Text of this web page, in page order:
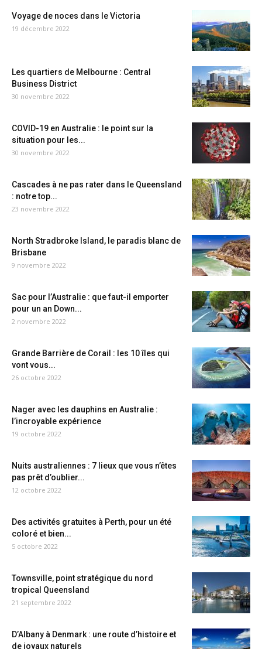
Voyage de noces dans le Victoria
19 décembre 2022
Les quartiers de Melbourne : Central
Business District
30 novembre 2022
COVID-19 en Australie : le point sur la
situation pour les...
30 novembre 2022
Cascades à ne pas rater dans le Queensland
: notre top...
23 novembre 2022
North Stradbroke Island, le paradis blanc de
Brisbane
9 novembre 2022
Sac pour l’Australie : que faut-il emporter
pour un an Down...
2 novembre 2022
Grande Barrière de Corail : les 10 îles qui
vont vous...
26 octobre 2022
Nager avec les dauphins en Australie :
l’incroyable expérience
19 octobre 2022
Nuits australiennes : 7 lieux que vous n’êtes
pas prêt d’oublier...
12 octobre 2022
Des activités gratuites à Perth, pour un été
coloré et bien...
5 octobre 2022
Townsville, point stratégique du nord
tropical Queensland
21 septembre 2022
D’Albany à Denmark : une route d’histoire et
de joyaux naturels